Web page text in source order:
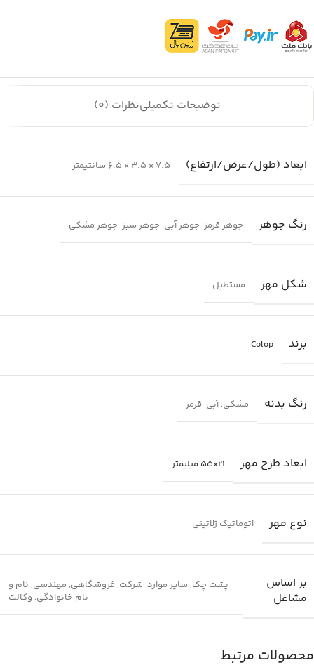
توضیحات تکمیلینظرات (0)
ابعاد (طول/عرض/ارتفاع) 7.5 × 3.5 × 6.5 سانتیمتر
رنگ جوهر جوهر قرمز, جوهر آبی, جوهر سبز, جوهر مشکی
شکل مهر مستطیل
برند Colop
رنگ بدنه مشکی,آبی, قرمز
ابعاد طرح مهر 21×55 میلیمتر
نوع مهر اتوماتیک ژلاتینی
بر اساس
مشاغل
پشت چک, سایر موارد, شرکت, فروشگاهی, مهندسی, نام و
نام خانوادگی, وکالت
محصولات مرتبط